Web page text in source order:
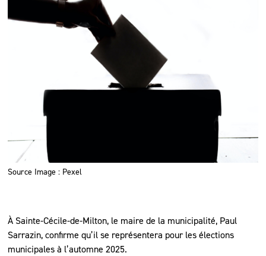
Source Image : Pexel
À Sainte-Cécile-de-Milton, le maire de la municipalité, Paul
Sarrazin, confirme qu’il se représentera pour les élections
municipales à l’automne 2025.